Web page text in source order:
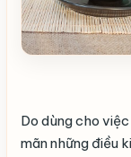
Do dùng cho
mãn những điều